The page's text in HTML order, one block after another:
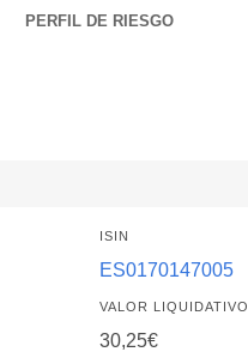
PERFIL DE RIESGO
ISIN
ES0170147005
VALOR LIQUIDATIVO
30,25€